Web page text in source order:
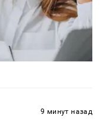
9 минут назад